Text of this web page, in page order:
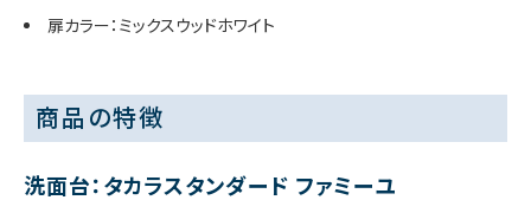
扉カラー：ミックスウッドホワイト
商品の特徴
洗面台：タカラスタンダード ファミーユ